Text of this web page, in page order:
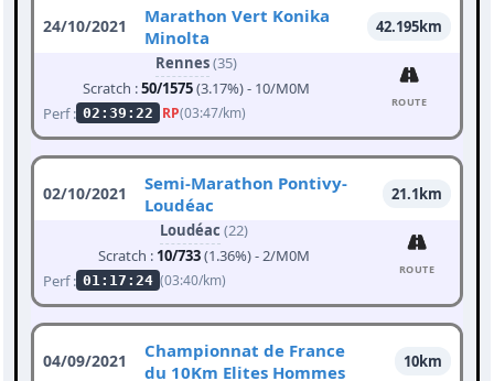
24/10/2021
Marathon Vert Konika
Minolta
42.195km
Rennes(35)
Scratch :50/1575(3.17%) - 10/M0M
Perf : 02:39:22 RP(03:47/km)
ROUTE
02/10/2021
Semi-Marathon Pontivy-
Loudéac
21.1km
Loudéac (22)
Scratch : 10/733(1.36%) - 2/M0M
Perf : 01:17:24 (03:40/km)
ROUTE
04/09/2021
Championnat de France
du 10Km Elites Hommes
10km